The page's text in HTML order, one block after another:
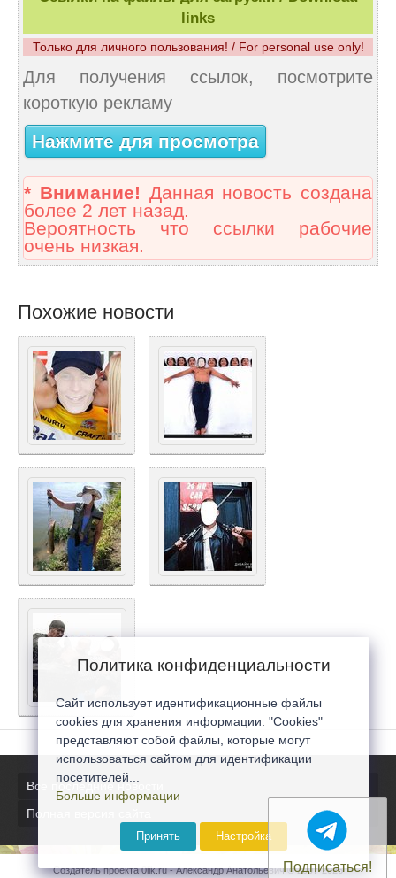
links
Только для личного пользования! / For personal use only!
Для получения ссылок, посмотрите
короткую рекламу
Нажмите для просмотра
* Внимание! Данная новость создана
более 2 лет назад.
Вероятность что ссылки рабочие
очень низкая.
Похожие новости
Все последние новости
Полная версия сайта
Создатель проекта 0lik.ru - Александр Анатольевич © 2007-2026
Подписаться!
Политика конфиденциальности
Сайт использует идентификационные файлы
cookies для хранения информации. "Cookies"
представляют собой файлы, которые могут
использоваться сайтом для идентификации
посетителей...
Больше информации
Принять Настройка